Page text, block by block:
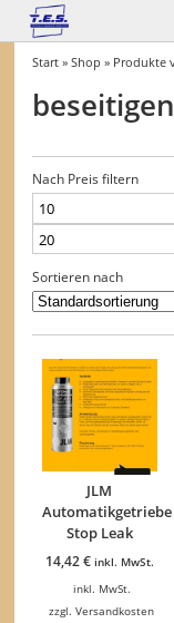
Start »Shop » Produkte
beseitigen
Nach Preis filtern
Min.
Preis
Sortieren nach
JLM
Automatikgetriebe
Stop Leak
14,42€ inkl. MwSt.
inkl. MwSt.
zzgl.Versandkosten